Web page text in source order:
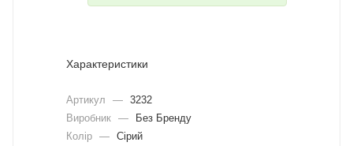
Характеристики
Артикул — 3232
Виробник —
Без Бренду
Колір — Сірий